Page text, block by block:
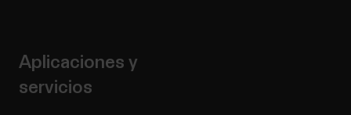
Aplicaciones y
servicios